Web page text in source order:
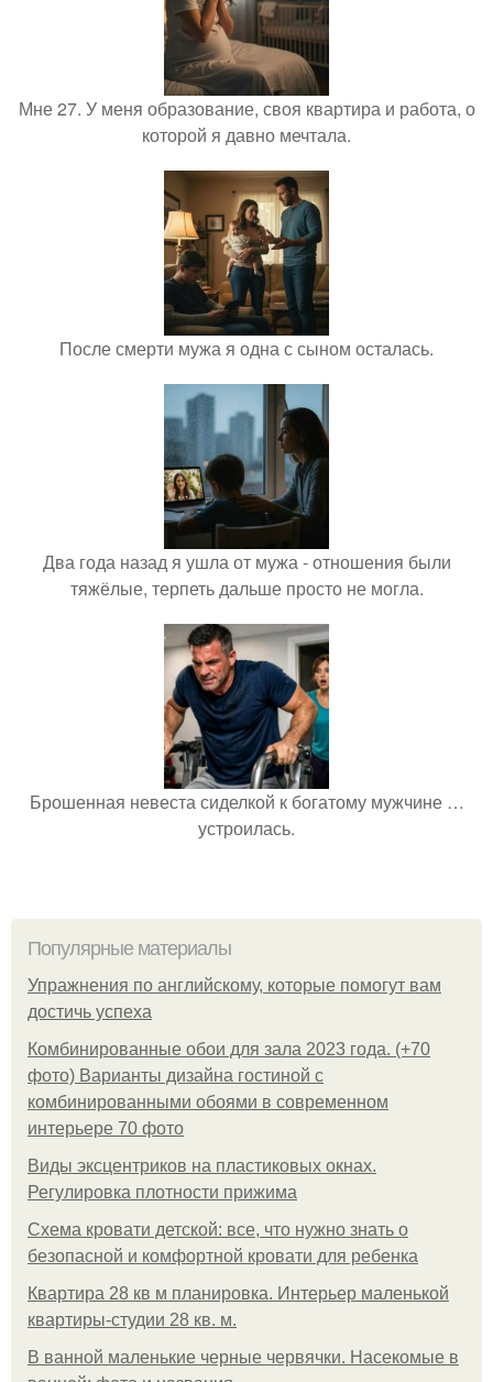
Мне 27. У меня образование, своя квартира и работа, о
которой я давно мечтала.
После смерти мужа я одна с сыном осталась.
Два года назад я ушла от мужа - отношения были
тяжёлые, терпеть дальше просто не могла.
Брошенная невеста сиделкой к богатому мужчине …
устроилась.
Популярные материалы
Упражнения по английскому, которые помогут вам
достичь успеха
Комбинированные обои для зала 2023 года. (+70
фото) Варианты дизайна гостиной с
комбинированными обоями в современном
интерьере 70 фото
Виды эксцентриков на пластиковых окнах.
Регулировка плотности прижима
Схема кровати детской: все, что нужно знать о
безопасной и комфортной кровати для ребенка
Квартира 28 кв м планировка. Интерьер маленькой
квартиры-студии 28 кв. м.
В ванной маленькие черные червячки. Насекомые в